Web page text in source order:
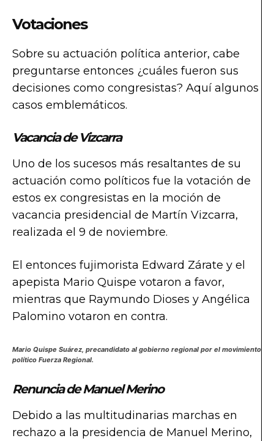
Votaciones
Sobre su actuación política anterior, cabe
preguntarse entonces ¿cuáles fueron sus
decisiones como congresistas? Aquí algunos
casos emblemáticos.
Vacancia de Vizcarra
Uno de los sucesos más resaltantes de su
actuación como políticos fue la votación de
estos ex congresistas en la moción de
vacancia presidencial de Martín Vizcarra,
realizada el 9 de noviembre.
El entonces fujimorista Edward Zárate y el
apepista Mario Quispe votaron a favor,
mientras que Raymundo Dioses y Angélica
Palomino votaron en contra.
Mario Quispe Suárez, precandidato al gobierno regional por el movimiento
político Fuerza Regional.
Renuncia de Manuel Merino
Debido a las multitudinarias marchas en
rechazo a la presidencia de Manuel Merino,